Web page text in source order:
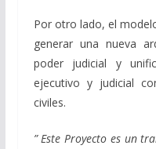
Por otro lado, el
generar una nueva
poder judicial y
ejecutivo y judicial
civiles.
” Este Proyecto es un